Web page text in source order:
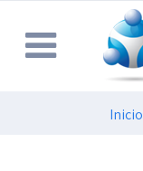
Inicio